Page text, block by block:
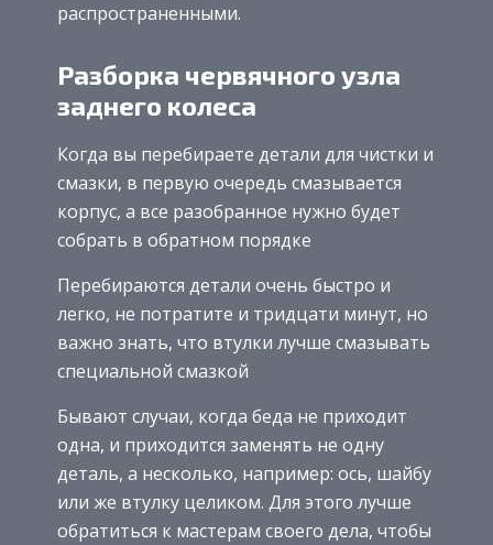
распространенными.
Разборка червячного узла
заднего колеса
Когда вы перебираете детали для чистки и
смазки, в первую очередь смазывается
корпус, а все разобранное нужно будет
собрать в обратном порядке
Перебираются детали очень быстро и
легко, не потратите и тридцати минут, но
важно знать, что втулки лучше смазывать
специальной смазкой
Бывают случаи, когда беда не приходит
одна, и приходится заменять не одну
деталь, а несколько, например: ось, шайбу
или же втулку целиком. Для этого лучше
обратиться к мастерам своего дела, чтобы